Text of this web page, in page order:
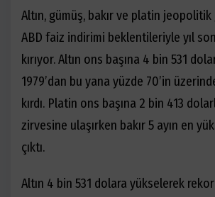
Altın, gümüş, bakır ve platin
ABD faiz indirimi beklentileriyle yıl
kırıyor. Altın ons başına 4 bin 531
1979’dan bu yana yüzde 70’in
kırdı. Platin ons başına 2 bin 413
zirvesine ulaşırken bakır 5 ayın en
çıktı.
Altın 4 bin 531 dolara yükselerek rekor